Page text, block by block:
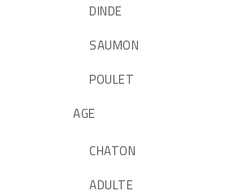
DINDE
SAUMON
POULET
AGE
CHATON
ADULTE